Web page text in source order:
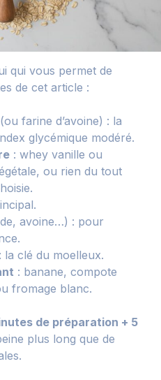
qui vous permet de
de cet article :
(ou farine d’avoine) : la
glycémique modéré.
: whey vanille ou
ou rien du tout
avoine…) : pour
: la clé du moelleux.
: banane, compote
fromage blanc.
de préparation + 5
plus long que de